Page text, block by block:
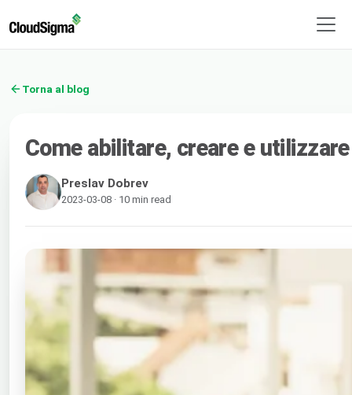
Torna al blog
Come abilitare, creare e
Preslav Dobrev
2023-03-08 · 10 min read